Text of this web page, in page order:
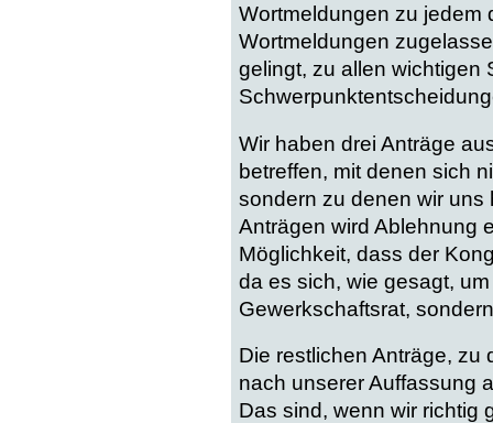
Wortmeldungen zu jedem
Wortmeldungen
gelingt, zu allen wichtigen
Wir haben drei Anträge
betreffen, mit denen sich
sondern zu denen wir
Anträgen wird Ablehnung
Möglichkeit, dass der
da es sich, wie gesagt,
Gewerkschaftsrat,
Die restlichen Anträge, zu
nach unserer Auffassung
Das sind, wenn wir richtig